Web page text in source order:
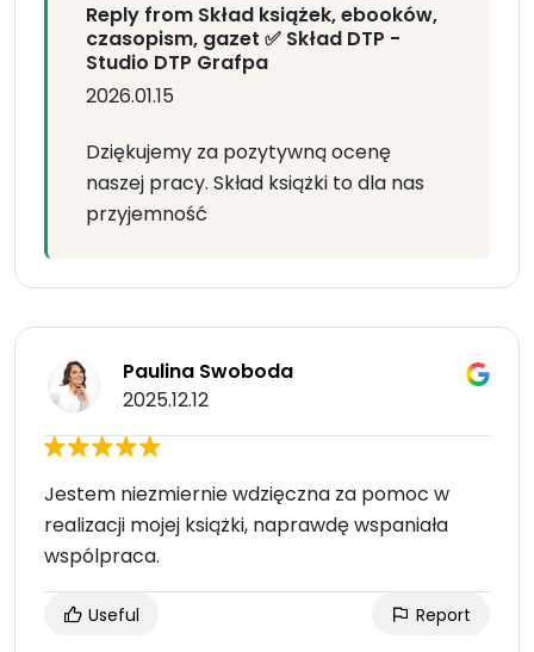
Reply from Skład książek, ebooków,
czasopism, gazet ✅ Skład DTP -
Studio DTP Grafpa
2026.01.15
Dziękujemy za pozytywną ocenę
naszej pracy. Skład książki to dla nas
przyjemność
Paulina Swoboda
2025.12.12
Jestem niezmiernie wdzięczna za pomoc w
realizacji mojej książki, naprawdę wspaniała
wspólpraca.
Useful Report